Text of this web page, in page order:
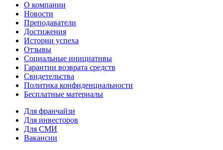
О компании
Новости
Преподаватели
Достижения
Истории успеха
Отзывы
Социальные инициативы
Гарантии возврата средств
Свидетельства
Политика конфиденциальности
Бесплатные материалы
Для франчайзи
Для инвесторов
Для СМИ
Вакансии